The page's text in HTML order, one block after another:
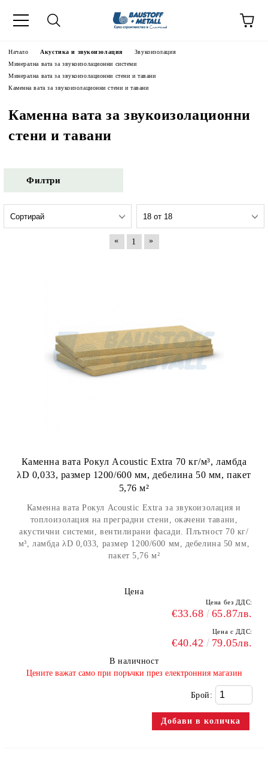
Начало Акустика и звукоизолация
Звукоизолация
Минерална вата за звукоизолационни системи
Минерална вата за звукоизолационни стени и тавани
Каменна вата за звукоизолационни стени и тавани
Каменна вата за звукоизолационни
стени и тавани
Филтри
« 1 »
Каменна вата Рокул Acoustic Extra 70 кг/м³, ламбда
λD 0,033, размер 1200/600 мм, дебелина 50 мм, пакет
5,76 м²
Каменна вата Рокул Acoustic Extra за звукоизолация и
топлоизолация на преградни стени, окачени тавани,
акустични системи, вентилирани фасади. Плътност 70 кг/
м³, ламбда λD 0,033, размер 1200/600 мм, дебелина 50 мм,
пакет 5,76 м²
Цена
Цена без ДДС:
€33.68 65.87лв.
Цена с ДДС:
€40.42 79.05лв.
В наличност
​Цените важат само при поръчки през електронния магазин
Брой: